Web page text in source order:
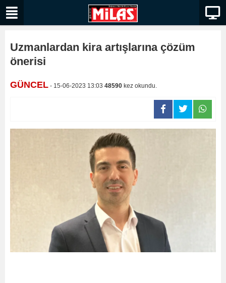
Uzmanlardan kira artışlarına çözüm
önerisi
GÜNCEL - 15-06-2023 13:03 48590 kez okundu.